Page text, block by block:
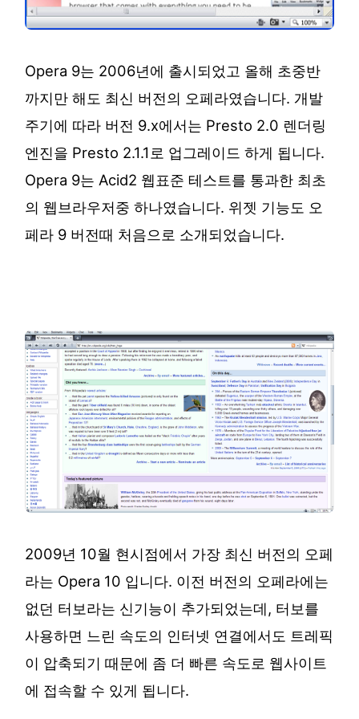
Opera 9는 2006년에 출시되었고 올해 초중반
까지만 해도 최신 버전의 오페라였습니다. 개발
주기에 따라 버전 9.x에서는 Presto 2.0 렌더링
엔진을 Presto 2.1.1로 업그레이드 하게 됩니다.
Opera 9는 Acid2 웹표준 테스트를 통과한 최초
의 웹브라우저중 하나였습니다. 위젯 기능도 오
페라 9 버전때 처음으로 소개되었습니다.
2009년 10월 현시점에서 가장 최신 버전의 오페
라는 Opera 10 입니다. 이전 버전의 오페라에는
없던 터보라는 신기능이 추가되었는데, 터보를
사용하면 느린 속도의 인터넷 연결에서도 트레픽
이 압축되기 때문에 좀 더 빠른 속도로 웹사이트
에 접속할 수 있게 됩니다.